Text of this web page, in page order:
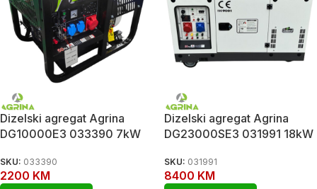
Dizelski agregat Agrina
DG10000E3 033390 7kW
SKU: 033390
2200 KM
Dizelski agregat Agrina
DG23000SE3 031991 18kW
SKU: 031991
8400 KM